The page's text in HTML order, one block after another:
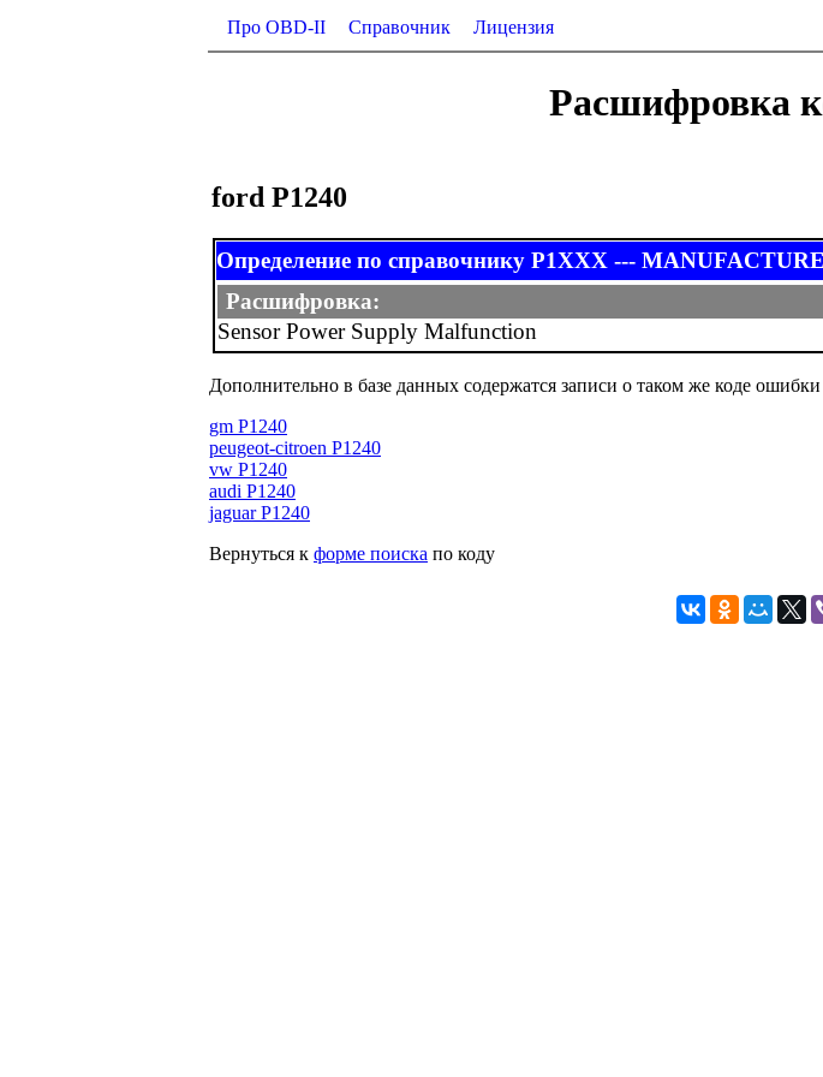
Про OBD-II Справочник Лицензия
Расшифровка
ford P1240
Определение по справочнику P1XXX ---
Расшифровка:
Sensor Power Supply Malfunction
Дополнительно в базе данных содержатся записи о таком же коде
gm P1240
peugeot-citroen P1240
vw P1240
audi P1240
jaguar P1240
Вернуться к форме поиска по коду